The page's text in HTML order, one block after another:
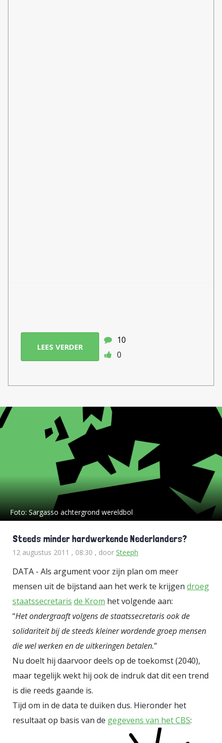
LEES VERDER
10
0
Foto:Sargasso achtergrond wereldbol
Steeds minder hardwerkende Nederlanders?
12 augustus 2011 , 08:30 , door Steeph
DATA - Als argument voor zijn plan om meer
mensen uit de bijstand aan het werk te krijgen droeg
staatssecretaris de Krom het volgende aan:
“Het ondergraaft volgens de staatssecretaris ook de
solidariteit bij de steeds kleiner wordende groep mensen
die wel werken en de uitkeringen betalen.”
Nu doelt hij daarvoor deels op de toekomst (2040),
maar tegelijk wekt hij ook de indruk dat dit een trend
is die reeds gaande is.
Tijd om in de data te duiken dus. Hieronder het
resultaat op basis van de gegevens van het CBS: